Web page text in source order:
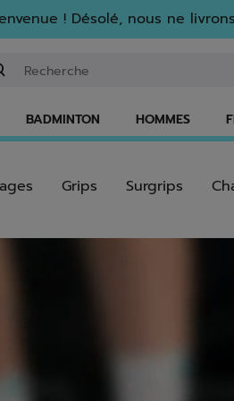
! Désolé, nous ne
BADMINTON HOMMES
Grips Surgrips